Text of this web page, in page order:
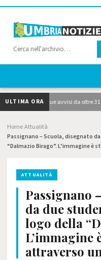
ULTIMA ORA
pubblicati i due avvisi da oltre 31
HomeAttualità
Passignano – Scuola, disegnato
“Dalmazio Birago”. L’immagine
ATTUALITÀ
Passignano
da due
logo della
L’immagine
attraverso